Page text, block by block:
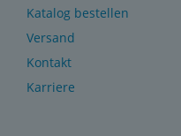
Katalog bestellen
Versand
Kontakt
Karriere